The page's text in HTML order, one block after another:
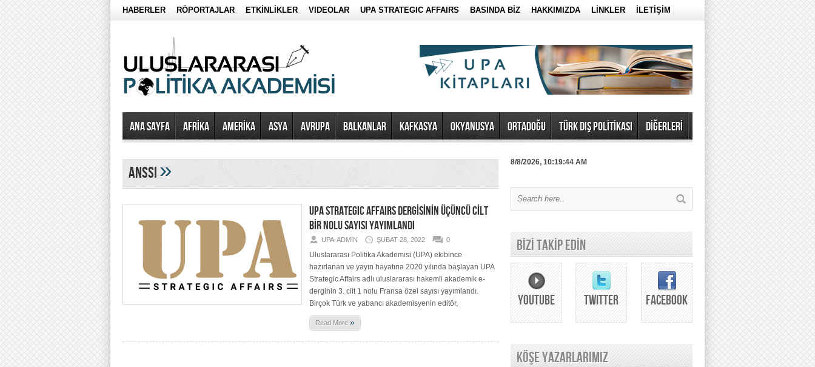
HABERLER RÖPORTAJLAR ETKİNLİKLER VIDEOLAR UPA STRATEGIC AFFAIRS BASINDA BİZ HAKKIMIZDA LİNKLER İLETİŞİM
Ana Sayfa AFRİKA AMERİKA ASYA AVRUPA BALKANLAR KAFKASYA OKYANUSYA ORTADOĞU TÜRK DIŞ POLİTİKASI DİĞERLERİ
anssi»
UPA STRATEGIC AFFAIRS DERGİSİNİN ÜÇÜNCÜ CİLT
BİR NOLU SAYISI YAYIMLANDI
UPA-ADMIN ŞUBAT 28, 2022 0
Uluslararası Politika Akademisi (UPA) ekibince
hazırlanan ve yayın hayatına 2020 yılında başlayan UPA
Strategic Affairs adlı uluslararası hakemli akademik e-
derginin 3. cilt 1 nolu Fransa özel sayısı yayımlandı.
Birçok Türk ve yabancı akademisyenin editör,
Read More »
8/8/2026, 10:19:44 AM
BİZİ TAKİP EDİN
YOUTUBE TWITTER FACEBOOK
KÖŞE YAZARLARIMIZ